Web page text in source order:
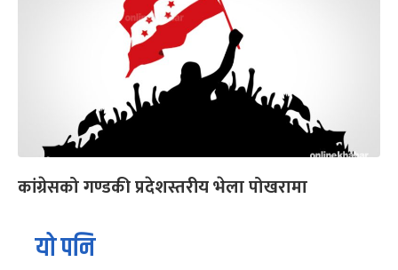
कांग्रेसको गण्डकी प्रदेशस्तरीय भेला पोखरामा
यो पनि